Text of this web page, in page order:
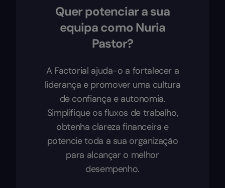
Quer potenciar a sua
equipa como Nuria
Pastor?
A Factorial ajuda-o a fortalecer a
liderança e promover uma cultura
de confiança e autonomia.
Simplifique os fluxos de trabalho,
obtenha clareza financeira e
potencie toda a sua organização
para alcançar o melhor
desempenho.